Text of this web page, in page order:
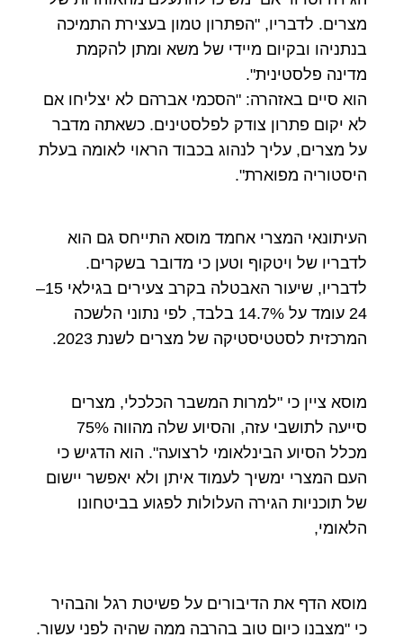
מצרים. לדבריו, "הפתרון טמון בעצירת התמיכה
בנתניהו ובקיום מיידי של משא ומתן להקמת
מדינה פלסטינית".
הוא סיים באזהרה: "הסכמי אברהם לא יצליחו אם
לא יקום פתרון צודק לפלסטינים. כשאתה מדבר
על מצרים, עליך לנהוג בכבוד הראוי לאומה בעלת
היסטוריה מפוארת".
העיתונאי המצרי אחמד מוסא התייחס גם הוא
לדבריו של ויטקוף וטען כי מדובר בשקרים.
לדבריו, שיעור האבטלה בקרב צעירים בגילאי 15–
24 עומד על 14.7% בלבד, לפי נתוני הלשכה
המרכזית לסטטיסטיקה של מצרים לשנת 2023.
מוסא ציין כי "למרות המשבר הכלכלי, מצרים
סייעה לתושבי עזה, והסיוע שלה מהווה 75%
מכלל הסיוע הבינלאומי לרצועה". הוא הדגיש כי
העם המצרי ימשיך לעמוד איתן ולא יאפשר יישום
של תוכניות הגירה העלולות לפגוע בביטחונו
הלאומי,
מוסא הדף את הדיבורים על פשיטת רגל והבהיר
כי "מצבנו כיום טוב בהרבה ממה שהיה לפני עשור.